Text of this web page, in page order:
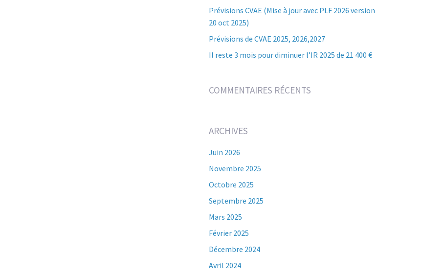
Prévisions CVAE (Mise à jour avec PLF 2026 version
20 oct 2025)
Prévisions de CVAE 2025, 2026,2027
Il reste 3 mois pour diminuer l’IR 2025 de 21 400 €
COMMENTAIRES RÉCENTS
ARCHIVES
Juin 2026
Novembre 2025
Octobre 2025
Septembre 2025
Mars 2025
Février 2025
Décembre 2024
Avril 2024